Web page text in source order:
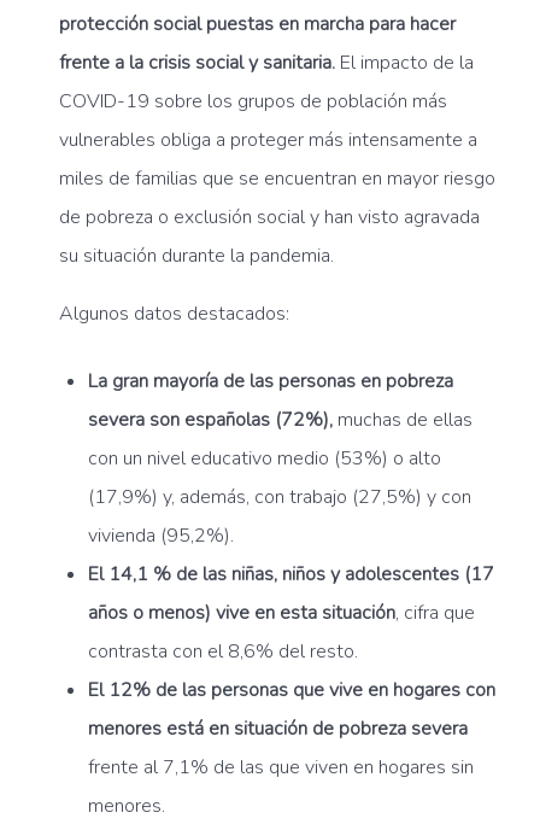
protección social puestas en marcha para hacer
frente a la crisis social y sanitaria. El impacto de la
COVID-19 sobre los grupos de población más
vulnerables obliga a proteger más intensamente a
miles de familias que se encuentran en mayor riesgo
de pobreza o exclusión social y han visto agravada
su situación durante la pandemia.
Algunos datos destacados:
La gran mayoría de las personas en pobreza
severa son españolas (72%), muchas de ellas
con un nivel educativo medio (53%) o alto
(17,9%) y, además, con trabajo (27,5%) y con
vivienda (95,2%).
El 14,1 % de las niñas, niños y adolescentes (17
años o menos) vive en esta situación, cifra que
contrasta con el 8,6% del resto.
El 12% de las personas que vive en hogares con
menores está en situación de pobreza severa
frente al 7,1% de las que viven en hogares sin
menores.